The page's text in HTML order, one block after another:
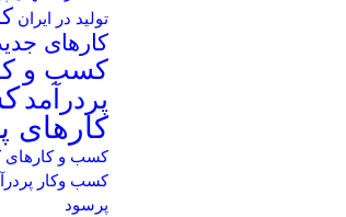
تولید در ایران
کارهای
کسب و
پردرآمد
کارهای
کسب و کارهای
کسب وکار
پرسود